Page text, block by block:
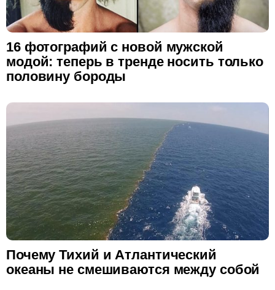
16 фотографий с новой мужской
модой: теперь в тренде носить только
половину бороды
Почему Тихий и Атлантический
океаны не смешиваются между собой